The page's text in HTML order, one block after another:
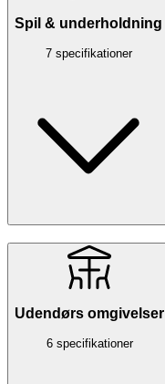
Spil & underholdning
7 specifikationer
Udendørs omgivelser
6 specifikationer